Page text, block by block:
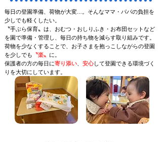
毎日の登園準備、荷物が大変…。そんなママ・パパの負担を
少しでも軽くしたい。
​〝手ぶら保育〟は、おむつ・おしりふき・お布団セットなど
を園で準備・管理し、毎日の持ち物を減らす取り組みです。
荷物を少なくすることで、お子さまを抱っこしながらの登園
を少しでも 〝楽〟 に。
​保護者の方の毎日に寄り添い、 安心して登園できる環境づく
りを大切にしています。